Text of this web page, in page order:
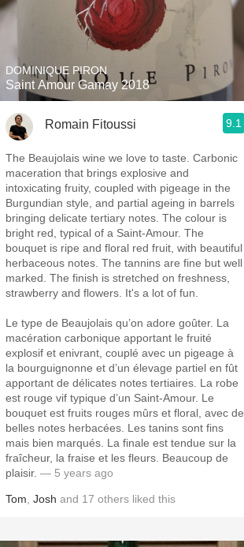
DOMINIQUE PIRON
Saint Amour Gamay 2018
Romain Fitoussi 9.1
The Beaujolais wine we love to taste. Carbonic
maceration that brings explosive and
intoxicating fruity, coupled with pigeage in the
Burgundian style, and partial ageing in barrels
bringing delicate tertiary notes. The colour is
bright red, typical of a Saint-Amour. The
bouquet is ripe and floral red fruit, with beautiful
herbaceous notes. The tannins are fine but well
marked. The finish is stretched on freshness,
strawberry and flowers. It's a lot of fun.
Le type de Beaujolais qu’on adore goûter. La
macération carbonique apportant le fruité
explosif et enivrant, couplé avec un pigeage à
la bourguignonne et d’un élevage partiel en fût
apportant de délicates notes tertiaires. La robe
est rouge vif typique d’un Saint-Amour. Le
bouquet est fruits rouges mûrs et floral, avec de
belles notes herbacées. Les tanins sont fins
mais bien marqués. La finale est tendue sur la
fraîcheur, la fraise et les fleurs. Beaucoup de
plaisir. — 5 years ago
Tom Josh and 17 others liked this